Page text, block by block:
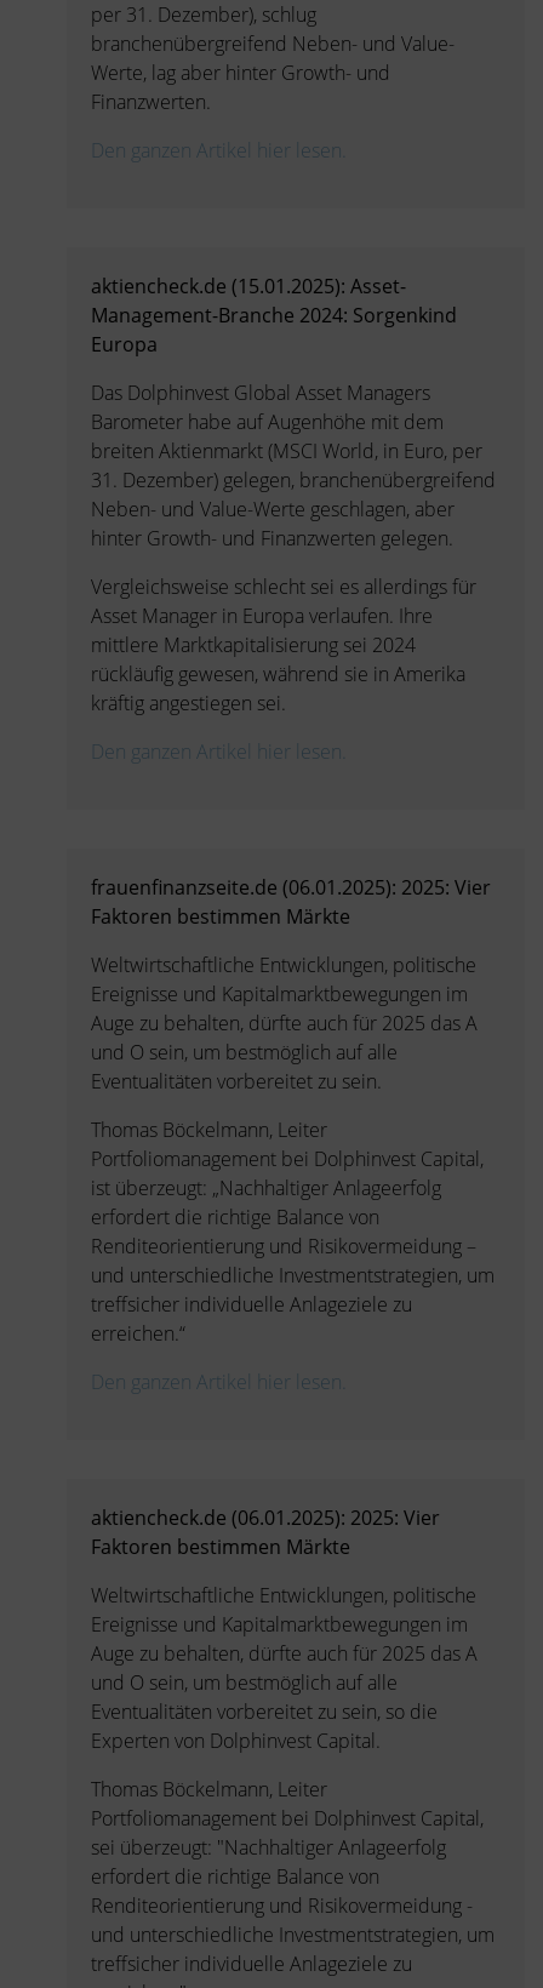
per 31. Dezember), schlug
branchenübergreifend Neben- und Value-
Werte, lag aber hinter Growth- und
Finanzwerten.
Den ganzen Artikel hier lesen.
aktiencheck.de (15.01.2025): Asset-
Management-Branche 2024: Sorgenkind
Europa
Das Dolphinvest Global Asset Managers
Barometer habe auf Augenhöhe mit dem
breiten Aktienmarkt (MSCI World, in Euro, per
31. Dezember) gelegen, branchenübergreifend
Neben- und Value-Werte geschlagen, aber
hinter Growth- und Finanzwerten gelegen.
Vergleichsweise schlecht sei es allerdings für
Asset Manager in Europa verlaufen. Ihre
mittlere Marktkapitalisierung sei 2024
rückläufig gewesen, während sie in Amerika
kräftig angestiegen sei.
Den ganzen Artikel hier lesen.
frauenfinanzseite.de (06.01.2025): 2025: Vier
Faktoren bestimmen Märkte
Weltwirtschaftliche Entwicklungen, politische
Ereignisse und Kapitalmarktbewegungen im
Auge zu behalten, dürfte auch für 2025 das A
und O sein, um bestmöglich auf alle
Eventualitäten vorbereitet zu sein.
Thomas Böckelmann, Leiter
Portfoliomanagement bei Dolphinvest Capital,
ist überzeugt: „Nachhaltiger Anlageerfolg
erfordert die richtige Balance von
Renditeorientierung und Risikovermeidung –
und unterschiedliche Investmentstrategien, um
treffsicher individuelle Anlageziele zu
erreichen.“
Den ganzen Artikel hier lesen.
aktiencheck.de (06.01.2025): 2025: Vier
Faktoren bestimmen Märkte
Weltwirtschaftliche Entwicklungen, politische
Ereignisse und Kapitalmarktbewegungen im
Auge zu behalten, dürfte auch für 2025 das A
und O sein, um bestmöglich auf alle
Eventualitäten vorbereitet zu sein, so die
Experten von Dolphinvest Capital.
Thomas Böckelmann, Leiter
Portfoliomanagement bei Dolphinvest Capital,
sei überzeugt: "Nachhaltiger Anlageerfolg
erfordert die richtige Balance von
Renditeorientierung und Risikovermeidung -
und unterschiedliche Investmentstrategien, um
treffsicher individuelle Anlageziele zu